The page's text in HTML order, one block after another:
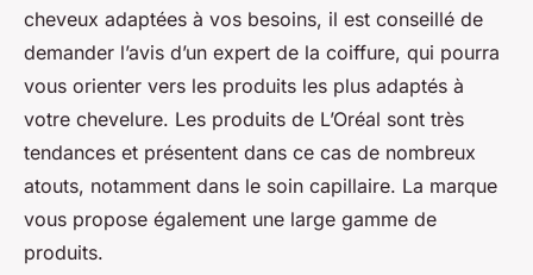
cheveux adaptées à vos besoins, il est conseillé de
demander l’avis d’un expert de la coiffure, qui pourra
vous orienter vers les produits les plus adaptés à
votre chevelure. Les produits de L’Oréal sont très
tendances et présentent dans ce cas de nombreux
atouts, notamment dans le soin capillaire. La marque
vous propose également une large gamme de
produits.